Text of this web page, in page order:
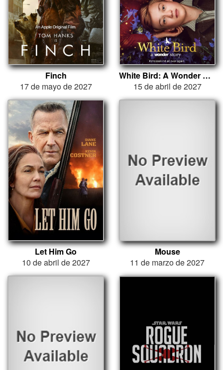
Finch
17 de mayo de 2027
White Bird: A Wonder Story
15 de abril de 2027
Let Him Go
10 de abril de 2027
Mouse
11 de marzo de 2027